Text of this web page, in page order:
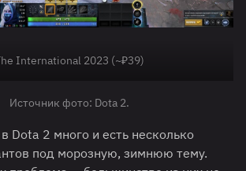
International 2023 (~₽39)
Источник фото: Dota 2.
Dota 2 много и есть несколько
под морозную, зимнюю тему.